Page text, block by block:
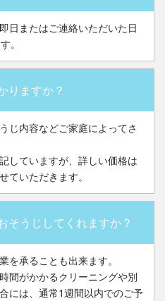
日またはご連絡いただいた日
。
りますか？
じ内容などご家庭によってさ
していますが、詳しい価格は
ていただきます。
そうじしてくれますか？
を承ることも出来ます。
間がかかるクリーニングや別
には、 通常1週間以内でのご予